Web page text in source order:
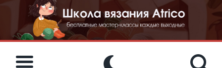
content